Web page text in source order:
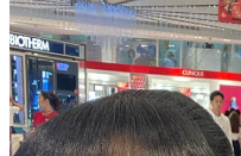
การ
ศึกษา
บันเทิง